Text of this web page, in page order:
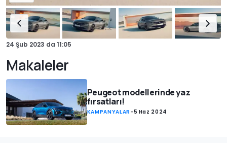
24 Şub 2023 da 11:05
Makaleler
Peugeot modellerinde yaz
fırsatları!
KAMPANYALAR -5 Haz 2024